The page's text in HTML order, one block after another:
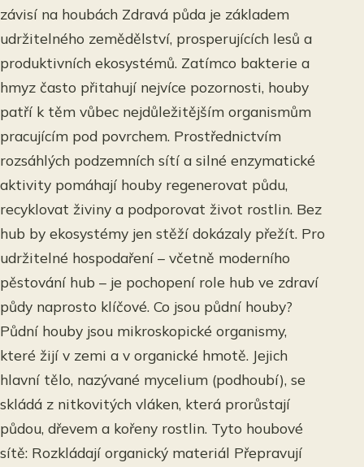
závisí na houbách Zdravá půda je základem
udržitelného zemědělství, prosperujících lesů a
produktivních ekosystémů. Zatímco bakterie a
hmyz často přitahují nejvíce pozornosti, houby
patří k těm vůbec nejdůležitějším organismům
pracujícím pod povrchem. Prostřednictvím
rozsáhlých podzemních sítí a silné enzymatické
aktivity pomáhají houby regenerovat půdu,
recyklovat živiny a podporovat život rostlin. Bez
hub by ekosystémy jen stěží dokázaly přežít. Pro
udržitelné hospodaření – včetně moderního
pěstování hub – je pochopení role hub ve zdraví
půdy naprosto klíčové. Co jsou půdní houby?
Půdní houby jsou mikroskopické organismy,
které žijí v zemi a v organické hmotě. Jejich
hlavní tělo, nazývané mycelium (podhoubí), se
skládá z nitkovitých vláken, která prorůstají
půdou, dřevem a kořeny rostlin. Tyto houbové
sítě: Rozkládají organický materiál Přepravují